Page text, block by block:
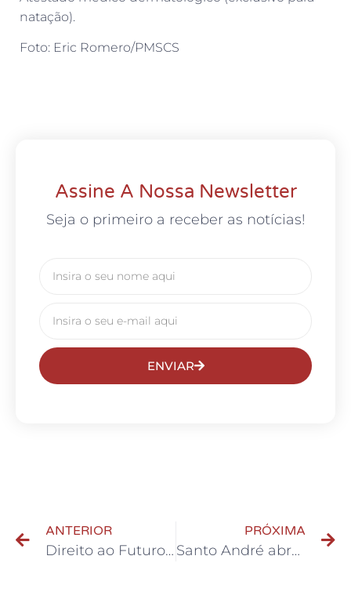
natação).
Foto: Eric Romero/PMSCS
Assine A Nossa Newsletter
Seja o primeiro a receber as notícias!
ENVIAR
ANTERIOR
Direito ao Futuro: São Bernardo oficializa contemplados com bolsas 100% gratuitas na Faculdade de Direito
PRÓXIMA
Santo André abre inscrições para vagas remanescentes de oficinas culturais